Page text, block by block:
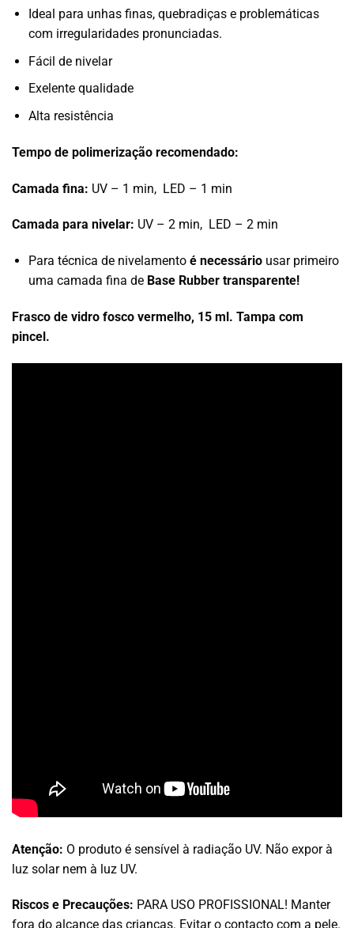
Ideal para unhas finas, quebradiças e problemáticas
com irregularidades pronunciadas.
Fácil de nivelar
Exelente qualidade
Alta resistência
Tempo de polimerização recomendado:
Camada fina: UV – 1 min, LED – 1 min
Camada para nivelar: UV – 2 min, LED – 2 min
Para técnica de nivelamento é necessáriousar primeiro
uma camada fina de Base Rubber transparente!
Frasco de vidro fosco vermelho, 15 ml. Tampa com
pincel.
Atenção: O produto é sensível à radiação UV. Não expor à
luz solar nem à luz UV.
Riscos e Precauções: PARA USO PROFISSIONAL! Manter
fora do alcance das crianças. Evitar o contacto com a pele.